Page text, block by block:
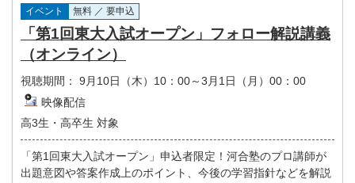
イベント 無料 ／ 要申込
「第1回東大入試オープン」フォロー解説講義
（オンライン）
視聴期間：
9月10日（木）10：00～3月1日（月）00：00
映像配信
高3生・高卒生 対象
「第1回東大入試オープン」申込者限定！河合塾のプロ講師が
出題意図や答案作成上のポイント、今後の学習指針などを解説